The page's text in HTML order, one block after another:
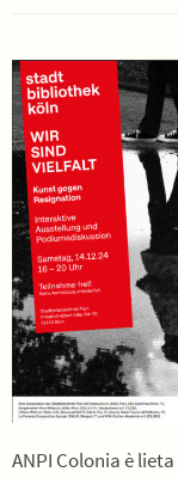
ANPI Colonia è